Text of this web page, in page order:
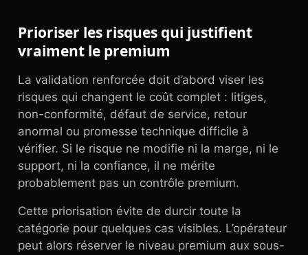
Prioriser les risques qui justifient
vraiment le premium
La validation renforcée doit d’abord viser les
risques qui changent le coût complet : litiges,
non-conformité, défaut de service, retour
anormal ou promesse technique difficile à
vérifier. Si le risque ne modifie ni la marge, ni le
support, ni la confiance, il ne mérite
probablement pas un contrôle premium.
Cette priorisation évite de durcir toute la
catégorie pour quelques cas visibles. L’opérateur
peut alors réserver le niveau premium aux sous-